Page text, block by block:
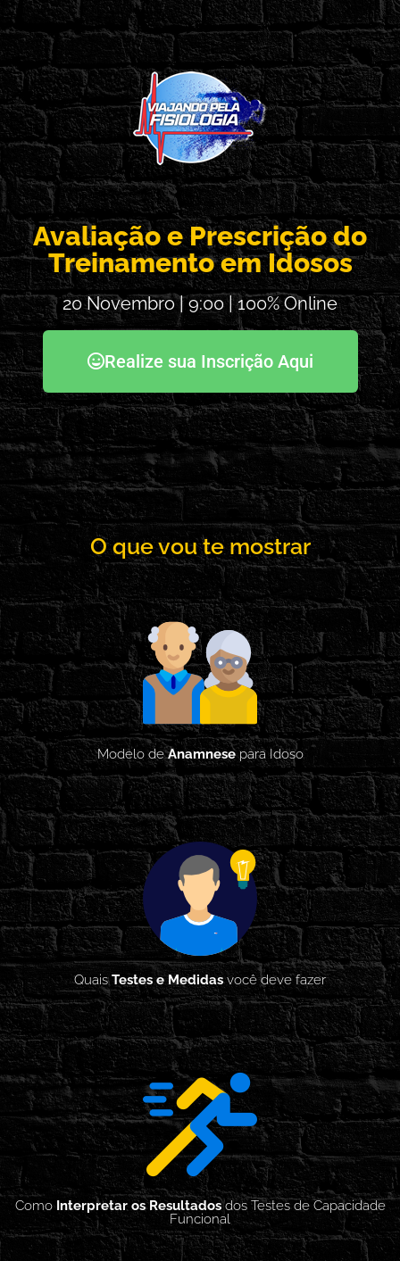
Avaliação e Prescrição do
Treinamento em Idosos
20 Novembro | 9:00 | 100% Online
Realize sua Inscrição Aqui
O que vou te mostrar
Modelo deAnamnesepara Idoso
QuaisTestes e Medidasvocê deve fazer
Como Interpretar os Resultadosdos Testes de Capacidade
Funcional